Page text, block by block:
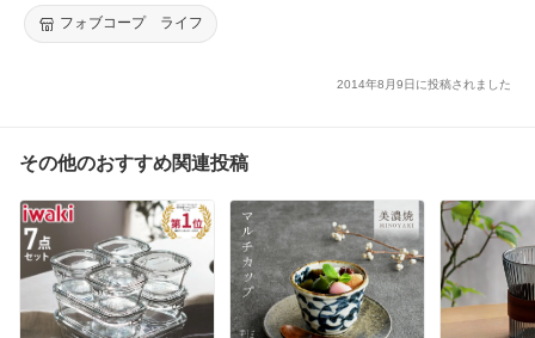
ブコープ FOBCOOP
フォブコープ ライフ
2014年8月9日に投稿されました
その他のおすすめ関連投稿